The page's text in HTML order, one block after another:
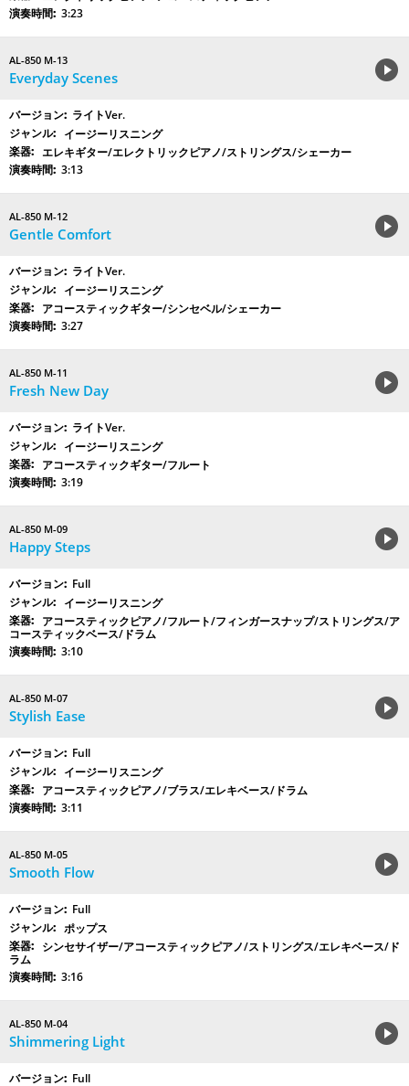
3:23
AL-850 M-13
Everyday Scenes
ライトVer.
イージーリスニング
エレキギター/エレクトリックピアノ/ストリングス/シェーカー
3:13
AL-850 M-12
Gentle Comfort
ライトVer.
イージーリスニング
アコースティックギター/シンセベル/シェーカー
3:27
AL-850 M-11
Fresh New Day
ライトVer.
イージーリスニング
アコースティックギター/フルート
3:19
AL-850 M-09
Happy Steps
Full
イージーリスニング
アコースティックピアノ/フルート/フィンガースナップ/ストリングス/ア
コースティックベース/ドラム
3:10
AL-850 M-07
Stylish Ease
Full
イージーリスニング
アコースティックピアノ/ブラス/エレキベース/ドラム
3:11
AL-850 M-05
Smooth Flow
Full
ポップス
シンセサイザー/アコースティックピアノ/ストリングス/エレキベース/ド
ラム
3:16
AL-850 M-04
Shimmering Light
Full